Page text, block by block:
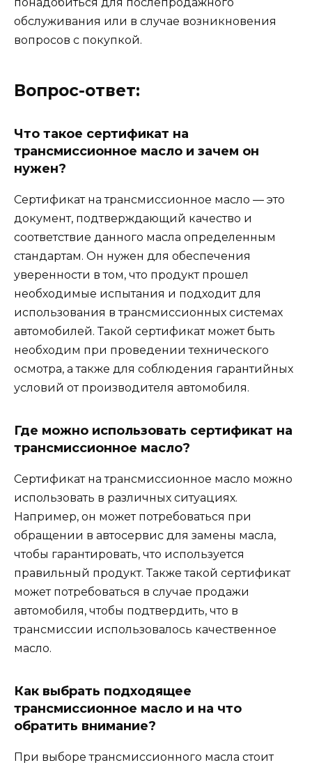
обслуживания или в случае возникновения
вопросов с покупкой.
Вопрос-ответ:
Что такое сертификат на
трансмиссионное масло и зачем он
нужен?
Сертификат на трансмиссионное масло — это
документ, подтверждающий качество и
соответствие данного масла определенным
стандартам. Он нужен для обеспечения
уверенности в том, что продукт прошел
необходимые испытания и подходит для
использования в трансмиссионных системах
автомобилей. Такой сертификат может быть
необходим при проведении технического
осмотра, а также для соблюдения гарантийных
условий от производителя автомобиля.
Где можно использовать сертификат на
трансмиссионное масло?
Сертификат на трансмиссионное масло можно
использовать в различных ситуациях.
Например, он может потребоваться при
обращении в автосервис для замены масла,
чтобы гарантировать, что используется
правильный продукт. Также такой сертификат
может потребоваться в случае продажи
автомобиля, чтобы подтвердить, что в
трансмиссии использовалось качественное
масло.
Как выбрать подходящее
трансмиссионное масло и на что
обратить внимание?
При выборе трансмиссионного масла стоит